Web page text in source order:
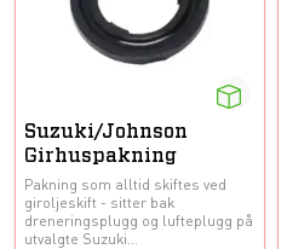
Suzuki/Johnson
Girhuspakning
Pakning som alltid skiftes ved
giroljeskift - sitter bak
dreneringsplugg og lufteplugg på
utvalgte Suzuki...